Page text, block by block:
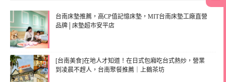
台南床墊推薦，高CP值記憶床墊，MIT台南床墊工廠直營
品牌│床墊超市安平店
[台南美食]在地人才知道！在日式包廂吃台式熱炒，營業
到凌晨不趕人，台南聚餐推薦｜上鶴茶坊